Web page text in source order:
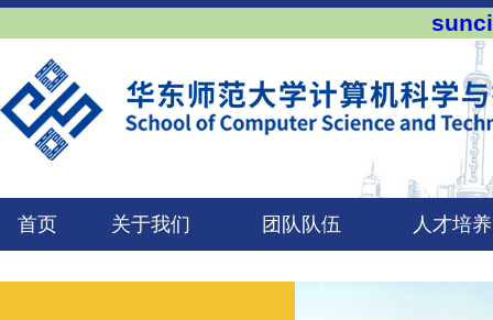
首页 关于我们 团队队伍 人才培养